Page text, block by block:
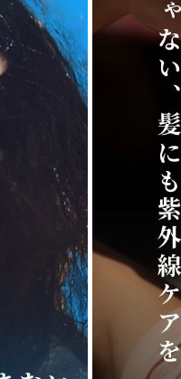
サブリミック正規販売店
ださい。